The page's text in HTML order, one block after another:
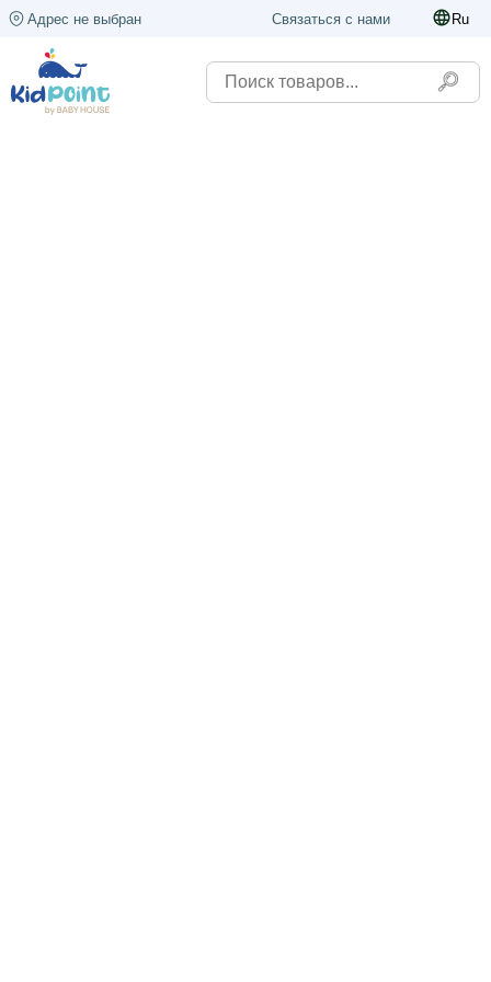
Адрес не выбран Связаться с нами Ru